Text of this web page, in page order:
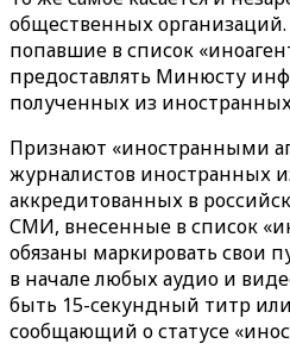
общественных
попавшие в список
предоставлять Минюсту
полученных из
Признают «иностранными
журналистов иностранных
аккредитованных в
СМИ, внесенные в список
обязаны маркировать свои
в начале любых аудио и
быть 15-секундный титр
сообщающий о статусе